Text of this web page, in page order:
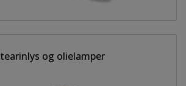
og olielamper